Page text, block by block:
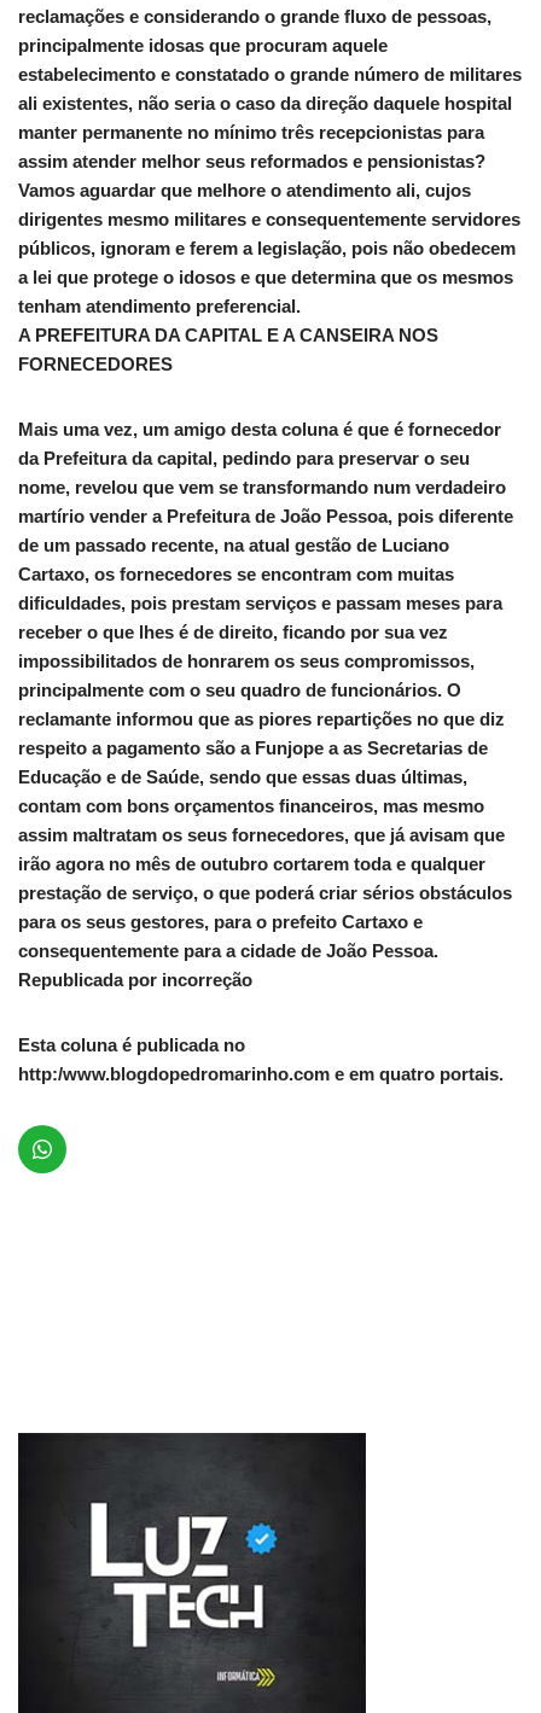
reclamações e considerando o grande fluxo de pessoas,
principalmente idosas que procuram aquele
estabelecimento e constatado o grande número de militares
ali existentes, não seria o caso da direção daquele hospital
manter permanente no mínimo três recepcionistas para
assim atender melhor seus reformados e pensionistas?
Vamos aguardar que melhore o atendimento ali, cujos
dirigentes mesmo militares e consequentemente servidores
públicos, ignoram e ferem a legislação, pois não obedecem
a lei que protege o idosos e que determina que os mesmos
tenham atendimento preferencial.
A PREFEITURA DA CAPITAL E A CANSEIRA NOS
FORNECEDORES
Mais uma vez, um amigo desta coluna é que é fornecedor
da Prefeitura da capital, pedindo para preservar o seu
nome, revelou que vem se transformando num verdadeiro
martírio vender a Prefeitura de João Pessoa, pois diferente
de um passado recente, na atual gestão de Luciano
Cartaxo, os fornecedores se encontram com muitas
dificuldades, pois prestam serviços e passam meses para
receber o que lhes é de direito, ficando por sua vez
impossibilitados de honrarem os seus compromissos,
principalmente com o seu quadro de funcionários. O
reclamante informou que as piores repartições no que diz
respeito a pagamento são a Funjope a as Secretarias de
Educação e de Saúde, sendo que essas duas últimas,
contam com bons orçamentos financeiros, mas mesmo
assim maltratam os seus fornecedores, que já avisam que
irão agora no mês de outubro cortarem toda e qualquer
prestação de serviço, o que poderá criar sérios obstáculos
para os seus gestores, para o prefeito Cartaxo e
consequentemente para a cidade de João Pessoa.
Republicada por incorreção
Esta coluna é publicada no
http:/www.blogdopedromarinho.com e em quatro portais.